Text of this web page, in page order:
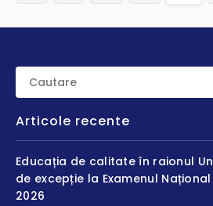
Articole recente
Educația de calitate în raionul
de excepție la Examenul
2026